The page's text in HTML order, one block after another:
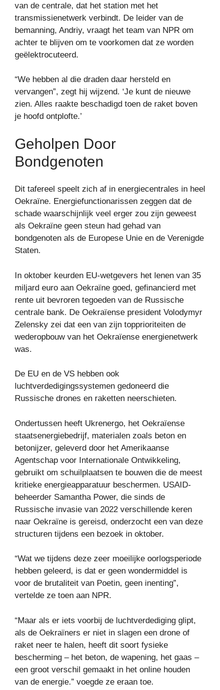
van de centrale, dat het station met het
transmissienetwerk verbindt. De leider van de
bemanning, Andriy, vraagt ​​het team van NPR om
achter te blijven om te voorkomen dat ze worden
geëlektrocuteerd.
“We hebben al die draden daar hersteld en
vervangen”, zegt hij wijzend. ‘Je kunt de nieuwe
zien. Alles raakte beschadigd toen de raket boven
je hoofd ontplofte.’
Geholpen Door
Bondgenoten
Dit tafereel speelt zich af in energiecentrales in heel
Oekraïne. Energiefunctionarissen zeggen dat de
schade waarschijnlijk veel erger zou zijn geweest
als Oekraïne geen steun had gehad van
bondgenoten als de Europese Unie en de Verenigde
Staten.
In oktober keurden EU-wetgevers het lenen van 35
miljard euro aan Oekraïne goed, gefinancierd met
rente uit bevroren tegoeden van de Russische
centrale bank. De Oekraïense president Volodymyr
Zelensky zei dat een van zijn topprioriteiten de
wederopbouw van het Oekraïense energienetwerk
was.
De EU en de VS hebben ook
luchtverdedigingssystemen gedoneerd die
Russische drones en raketten neerschieten.
Ondertussen heeft Ukrenergo, het Oekraïense
staatsenergiebedrijf, materialen zoals beton en
betonijzer, geleverd door het Amerikaanse
Agentschap voor Internationale Ontwikkeling,
gebruikt om schuilplaatsen te bouwen die de meest
kritieke energieapparatuur beschermen. USAID-
beheerder Samantha Power, die sinds de
Russische invasie van 2022 verschillende keren
naar Oekraïne is gereisd, onderzocht een van deze
structuren tijdens een bezoek in oktober.
“Wat we tijdens deze zeer moeilijke oorlogsperiode
hebben geleerd, is dat er geen wondermiddel is
voor de brutaliteit van Poetin, geen inenting”,
vertelde ze toen aan NPR.
“Maar als er iets voorbij de luchtverdediging glipt,
als de Oekraïners er niet in slagen een drone of
raket neer te halen, heeft dit soort fysieke
bescherming – het beton, de wapening, het gaas –
een groot verschil gemaakt in het online houden
van de energie.” voegde ze eraan toe.